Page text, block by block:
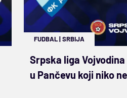
FUDBAL|SRBIJA
Srpska liga
u Pančevu koji niko